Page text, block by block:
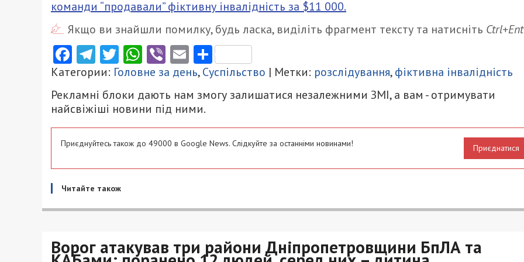
команди “продавали” фіктивну інвалідність за $11 000.
Якщо ви знайшли помилку, будь ласка, виділіть фрагмент тексту та натисніть
Facebook
Telegram
Twitter
WhatsApp
ViberEmailПоділитися
Категории: Головне за день,Суспільство | Метки: розслідування,фіктивна інвалідність
Рекламні блоки дають нам змогу залишатися незалежними ЗМІ, а вам - отримувати
найсвіжіші новини під ними.
Приєднуйтесь також до 49000 в Google News. Слідкуйте за останніми новинами! Приєднатися
Читайте також
Ворог атакував три райони Дніпропетровщини БпЛА та